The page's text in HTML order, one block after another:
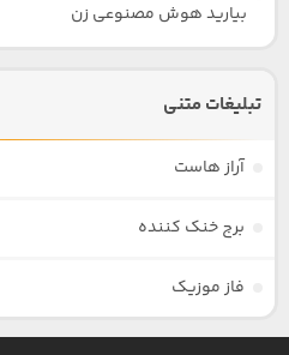
بیارید هوش مصنوعی زن
تبلیغات متنی
آراز هاست
برج خنک کننده
فاز موزیک